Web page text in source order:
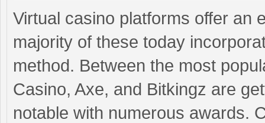
Virtual casino platforms offer an
majority of these today
method. Between the most
Casino, Axe, and Bitkingz are
notable with numerous awards.